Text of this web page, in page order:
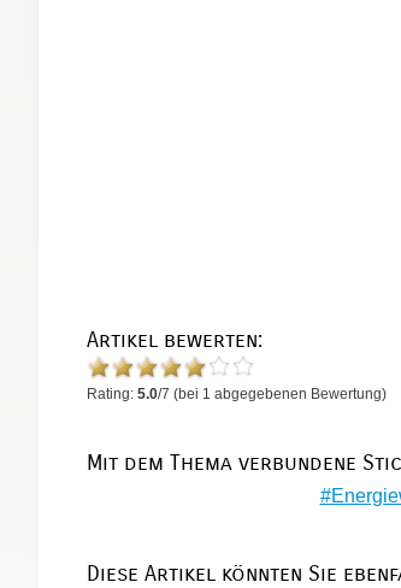
Artikel bewerten:
Rating: 5.0/7 (bei 1 abgegebenen Bewertung)
Mit dem Thema verbundene
Diese Artikel könnten Sie